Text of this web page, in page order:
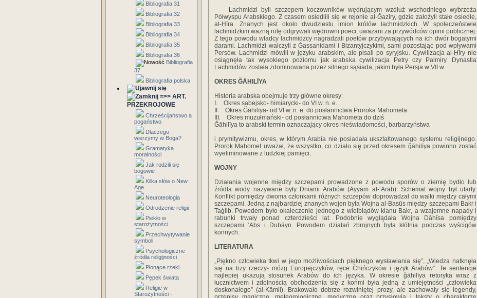
Bibliografia 31
Bibliografia 32
Bibliografia 33
Bibliografia 34
Bibliografia 35
Bibliografia 36
Bibliografia
37
Bibliografia polska
=>> ART.
PRZEKROJOWE
Chrześcijaństwo a
pogaństwo
Dlaczego
wierzymy w Boga?
Gramatyka
moralności
Jak rodzili się
bogowie
Kilka słów o New
Age
Neuroteologia
Odrodzenie religii
Piekło w
starożytności
Przechwytywanie
symboli
Psychologiczne
źródła religijności
Płonące rzeki
Pępek świata
Religie w
Starożytności -
Lachmidzi byli szczepem koczowników wędrującym wzdłuż wschodniego wybrzeża
Półwyspu Arabskiego. Z czasem osiedlili się w rejonie al-Ğazīry, gdzie założyli stałe osiedle,
al-Ḥīra. Znanych jest około dwudziestu imion królów lachmidzkich. W społeczeństwie
lachmidzkim ważną rolę odgrywali wędrowni poeci, uważani za przywódców opinii publicznej.
Z tego powodu władcy lachmidzcy nagradzali poetów przybywających na ich dwór bogatymi
darami. Lachmidzi walczyli z Ġassanidami i Bizantyjczykimi, sami pozostając pod wpływami
Persów. Lachmidzi mówili w języku arabskim, ale pisali po syryjsku. Cywilizacja al-Ḥīry nie
osiągnęła tak wysokiego poziomu jak arabska cywilizacja Petry czy Palmiry. Dynastia
Lachmidów została zdominowana przez silnego sąsiada, jakim była Persja w VII w.
OKRES ĞĀHILĪYA
Historia arabska obejmuje trzy główne okresy:
I. Okres sabejsko- himiarycki- do VI w. n. e.
II. Okres Ğāhilīya- od VI w. n. e. do posłannictwa Proroka Mahometa
III. Okres muzułmański- od posłannictwa Mahometa do dziś
Ğāhilīya to arabski termin oznaczający okres nieświadomości, barbarzyństwa
i prymitywizmu, okres, w którym Arabia nie posiadała ukształtowanego systemu religijnego.
Prorok Mahomet uważał, że wszystko, co działo się przed okresem ğāhilīya powinno zostać
wyeliminowane z ludzkiej pamięci.
WOJNY
Działania wojenne między szczepami prowadzone z powodu sporów o ziemię bydło lub
źródła wody nazywane były Dniami Arabów (Ayyām al-‘Arab). Schemat wojny był utarty.
Konflikt pomiędzy dwoma członkami różnych szczepów doprowadzał do walki między całymi
szczepami. Jedną z najbardziej znanych wojen była Wojna al-Basūs między szczepami Bakr i
Taġlib. Powodem było okaleczenie jednego z wielbłądów klanu Bakr, a wzajemne napady i
rabunki trwały ponad czterdzieści lat. Podobnie wyglądała Wojna Dāhīsa pomiędzy
szczepami ‘Abs i Dubāyn. Powodem działań zbrojnych była kłótnia podczas wyścigów
konnych.
LITERATURA
„Piękno człowieka tkwi w jego możliwościach pięknego wysławiania się”, „Wiedza natknęła
się na trzy rzeczy- mózg Europejczyków, ręce Chińczyków i język Arabów”. Te sentencje
najlepiej ukazują stosunek Arabów do ich języka. W okresie ğāhilīya retoryka wraz z
łucznictwem i zdolnością obchodzenia się z końmi była jedną z umiejętności „człowieka
doskonałego” (al-Kāmil). Brakowało dobrze rozwiniętej prozy, ale zachowały się legendy,